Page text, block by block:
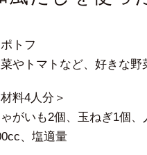
ポトフ
やトマトなど、好きな
材料4人分＞
ゃがいも2個、玉ねぎ1個
、塩適量